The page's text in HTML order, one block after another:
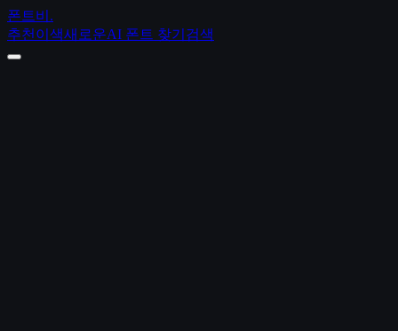
폰트비 .
추천 이색새로운AI 폰트 찾기 검색